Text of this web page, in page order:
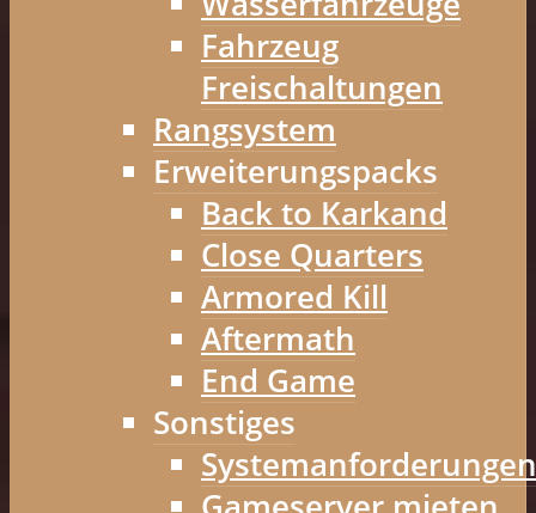
Fahrzeug
Freischaltungen
Rangsystem
Erweiterungspacks
Back to Karkand
Close Quarters
Armored Kill
Aftermath
End Game
Sonstiges
Systemanforderungen